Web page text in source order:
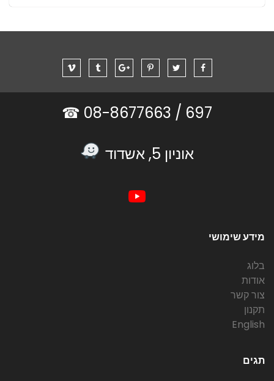
697 /
אוניון 5, אשדוד
מידע שימושי
בלוג
אודות
צור קשר
תקנון
English
תגים